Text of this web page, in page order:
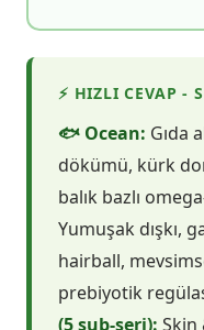
⚡ HIZLI CEVAP -
🐟 Ocean: Gıda
dökümü, kürk
balık bazlı
Yumuşak dışkı,
hairball,
prebiyotik
(5 sub-seri): Skin